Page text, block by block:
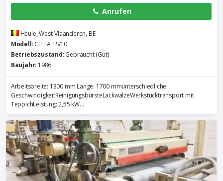
Anrufen
Heule, West-Vlaanderen, BE
Modell: CEFLA TS/10
Betriebszustand: Gebraucht (Gut)
Baujahr: 1986
Arbeitsbreite: 1300 mm.Länge: 1700 mmunterschiedliche
GeschwindigkeitReinigungsbürsteLackwalzeWerkstücktransport mit
TeppichLeistung: 2,55 kW...